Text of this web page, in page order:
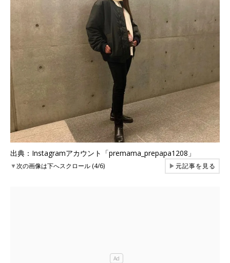
出典：Instagramアカウント「premama_prepapa1208」
▼次の画像は下へスクロール (4/6) ▶元記事を見る